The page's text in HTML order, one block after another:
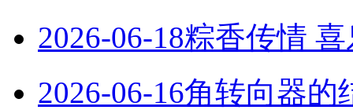
2026-06-18粽香传情
2026-06-16角转向器的